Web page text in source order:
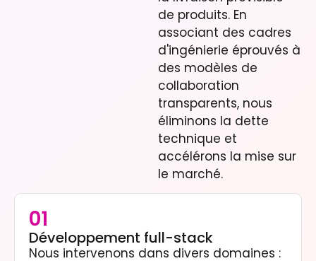
de produits. En
associant des cadres
d'ingénierie éprouvés à
des modèles de
collaboration
transparents, nous
éliminons la dette
technique et
accélérons la mise sur
le marché.
01
Développement full-stack
Nous intervenons dans divers domaines :